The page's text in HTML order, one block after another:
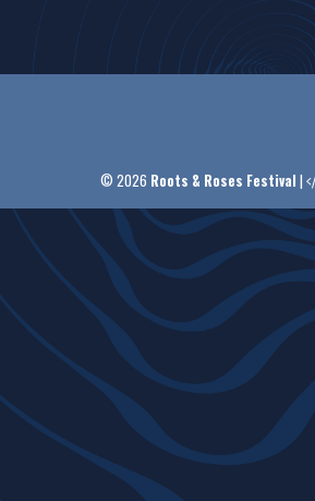
© 2026 Roots & Roses Festival |